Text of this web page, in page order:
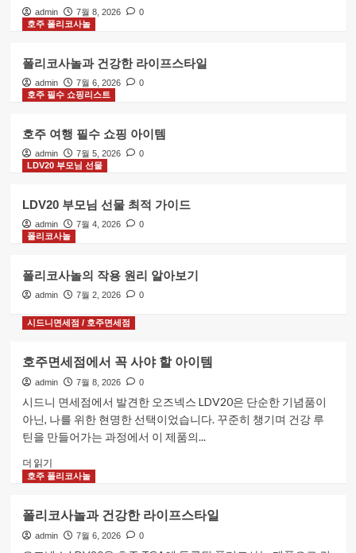
1
호주면세점에서 꼭 사야 할 아이템
2
호주 폴리코사놀
폴리코사놀과 건강한 라이프스타일
3
호주 필수 쇼핑리스트
LDV20 부모님 선물
LDV20 부모님 선물 최적 가이드
admin 7월 8, 2026
0
호주 폴리코사놀
폴리코사놀과 건강한 라이프스타일
admin 7월 6, 2026
0
호주 필수 쇼핑리스트
호주 여행 필수 쇼핑 아이템
admin 7월 5, 2026
0
LDV20 부모님 선물
LDV20 부모님 선물 최적 가이드
admin 7월 4, 2026
0
폴리코사놀
폴리코사놀의 작용 원리 알아보기
admin 7월 2, 2026 0
시드니면세점 / 호주면세점
호주면세점에서 꼭 사야 할 아이템
admin 7월 8, 2026 0
시드니 면세점에서 발견한 오즈넥스 LDV20은 단순한 기념품이
아닌, 나를 위한 현명한 선택이었습니다. 꾸준히 챙기며 건강 루
틴을 만들어가는 과정에서 이 제품의...
더 읽기호
주
점
에
호주 폴리코사놀
폴리코사놀과 건강한 라이프스타일
admin 7월 6, 2026 0